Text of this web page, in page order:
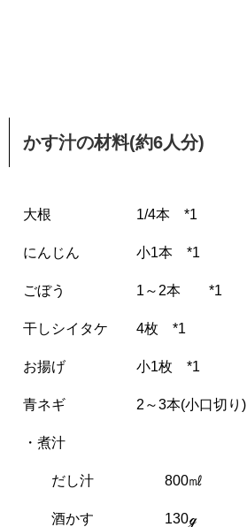
かす汁の材料(約6人分)
大根 1/4本 *1
にんじん 小1本 *1
ごぼう 1～2本 *1
干しシイタケ 4枚 *1
お揚げ 小1枚 *1
青ネギ 2～3本(小口切り)
・煮汁
だし汁 800㎖
酒かす 130ℊ